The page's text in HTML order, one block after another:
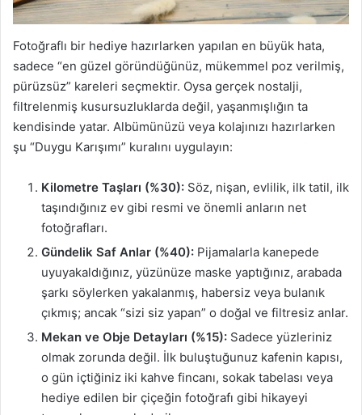
Fotoğraflı bir hediye hazırlarken yapılan en büyük hata,
sadece “en güzel göründüğünüz, mükemmel poz verilmiş,
pürüzsüz” kareleri seçmektir. Oysa gerçek nostalji,
filtrelenmiş kusursuzluklarda değil, yaşanmışlığın ta
kendisinde yatar. Albümünüzü veya kolajınızı hazırlarken
şu “Duygu Karışımı” kuralını uygulayın:
Kilometre Taşları (%30): Söz, nişan, evlilik, ilk tatil, ilk
taşındığınız ev gibi resmi ve önemli anların net
fotoğrafları.
Gündelik Saf Anlar (%40): Pijamalarla kanepede
uyuyakaldığınız, yüzünüze maske yaptığınız, arabada
şarkı söylerken yakalanmış, habersiz veya bulanık
çıkmış; ancak “sizi siz yapan” o doğal ve filtresiz anlar.
Mekan ve Obje Detayları (%15): Sadece yüzleriniz
olmak zorunda değil. İlk buluştuğunuz kafenin kapısı,
o gün içtiğiniz iki kahve fincanı, sokak tabelası veya
hediye edilen bir çiçeğin fotoğrafı gibi hikayeyi